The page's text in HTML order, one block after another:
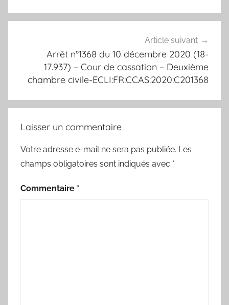
Article suivant
Arrêt n°1368 du 10 décembre 2020 (18-
17.937) – Cour de cassation – Deuxième
chambre civile-ECLI:FR:CCAS:2020:C201368
Laisser un commentaire
Votre adresse e-mail ne sera pas publiée. Les
champs obligatoires sont indiqués avec *
Commentaire *